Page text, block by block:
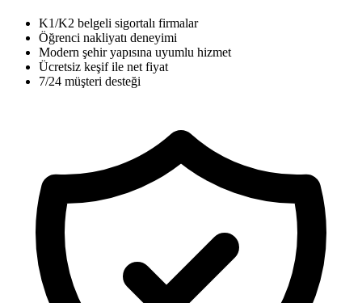
K1/K2 belgeli sigortalı firmalar
Öğrenci nakliyatı deneyimi
Modern şehir yapısına uyumlu hizmet
Ücretsiz keşif ile net fiyat
7/24 müşteri desteği